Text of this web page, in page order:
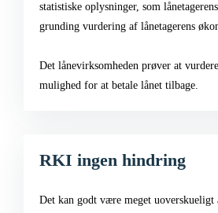
statistiske oplysninger, som
grunding vurdering af lånetagerens
Det lånevirksomheden prøver at
mulighed for at betale lånet tilbage.
RKI ingen hindring
Det kan godt være meget